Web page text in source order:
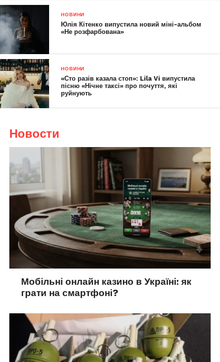
НОВИНИ
Юлія Кітенко випустила новий міні-альбом
«Не розфарбована»
НОВИНИ
«Сто разів казала стоп»: Lila Vi випустила
пісню «Нічне таксі» про почуття, які
руйнують
Новости
Мобільні онлайн казино в Україні: як
грати на смартфоні?